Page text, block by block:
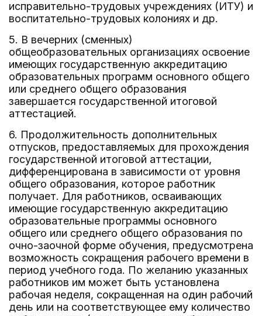
исправительно-трудовых учреждениях (ИТУ) и
воспитательно-трудовых колониях и др.
5. В вечерних (сменных)
общеобразовательных организациях освоение
имеющих государственную аккредитацию
образовательных программ основного общего
или среднего общего образования
завершается государственной итоговой
аттестацией.
6. Продолжительность дополнительных
отпусков, предоставляемых для прохождения
государственной итоговой аттестации,
дифференцирована в зависимости от уровня
общего образования, которое работник
получает. Для работников, осваивающих
имеющие государственную аккредитацию
образовательные программы основного
общего или среднего общего образования по
очно-заочной форме обучения, предусмотрена
возможность сокращения рабочего времени в
период учебного года. По желанию указанных
работников им может быть установлена
рабочая неделя, сокращенная на один рабочий
день или на соответствующее ему количество